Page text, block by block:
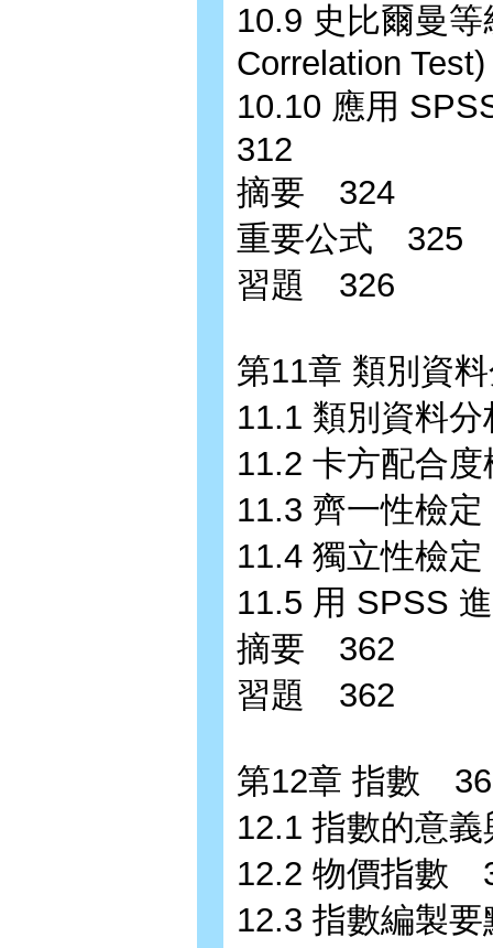
10.9 史比爾曼
Correlation
10.10 應用
312
摘要 324
重要公式 325
習題 326
第11章 類別資
11.1 類別資料
11.2 卡方配合
11.3 齊一性檢
11.4 獨立性檢
11.5 用 SPSS
摘要 362
習題 362
第12章 指數
12.1 指數的意
12.2 物價指數
12.3 指數編製